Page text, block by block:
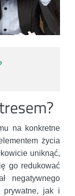
na konkretne
życia
uniknąć,
go redukować
negatywnego
prywatne, jak i